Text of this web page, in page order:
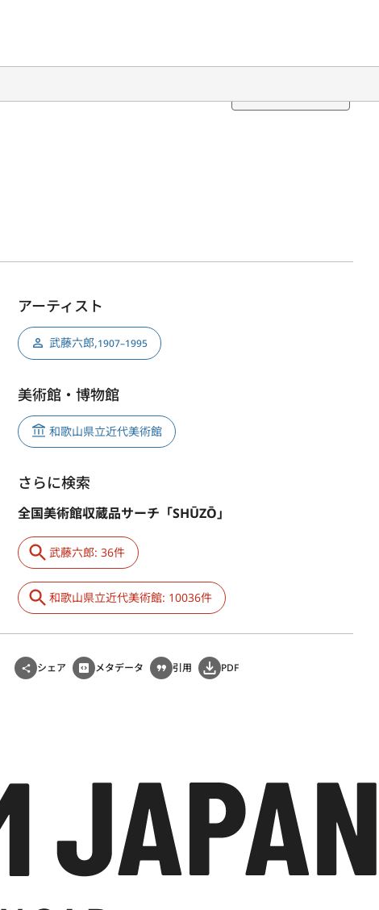
アーティスト
武藤六郎,1907–1995
美術館・博物館
和歌山県立近代美術館
さらに検索
全国美術館収蔵品サーチ「SHŪZŌ」
武藤六郎: 36件
和歌山県立近代美術館: 10036件
シェア メタデータ 引用 PDF